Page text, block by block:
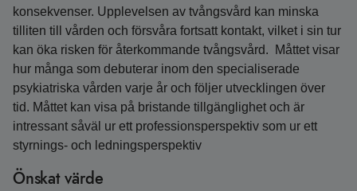
konsekvenser. Upplevelsen av tvångsvård kan minska
tilliten till vården och försvåra fortsatt kontakt, vilket i sin tur
kan öka risken för återkommande tvångsvård. Måttet visar
hur många som debuterar inom den specialiserade
psykiatriska vården varje år och följer utvecklingen över
tid. Måttet kan visa på bristande tillgänglighet och är
intressant såväl ur ett professionsperspektiv som ur ett
styrnings- och ledningsperspektiv
Önskat värde